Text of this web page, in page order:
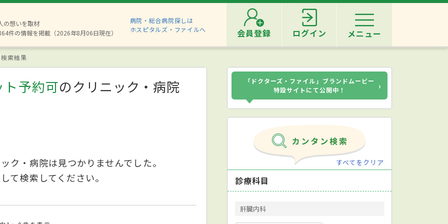
の想いを取材
件の情報を掲載（2026年8月06日現在）
病院・総合病院探しは
ホスピタルズ・ファイルへ
会員登録 ログイン メニュー
索結果
予約可のクリニック・病院
ク・病院は見つかりませんでした。
て検索してください。
「ドクターズ・ファイル」ブランドムービー
特設サイトにて公開中！
›
すべてをクリア
診療科目
肝臓内科